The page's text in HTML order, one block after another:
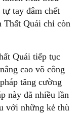
tay đâm chết
Thất Quái chỉ còn
Quái tiếp tục
cao võ công
tăng cường
này đã nhiều lần
với những kẻ thù